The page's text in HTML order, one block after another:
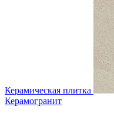
Керамическая плитка
Керамогранит